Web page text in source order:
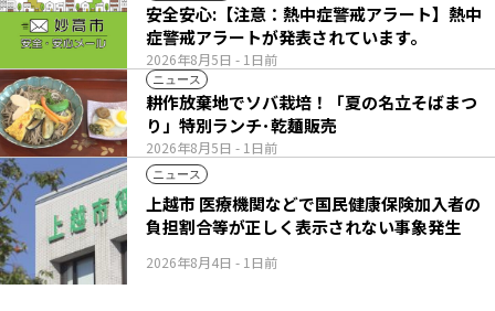
2026年8月5日 - 1日前
安全安心:【注意：熱中症警戒アラート】熱中
症警戒アラートが発表されています。
ニュース
2026年8月5日 - 1日前
耕作放棄地でソバ栽培！「夏の名立そばまつ
り」特別ランチ･乾麺販売
ニュース
2026年8月4日 - 1日前
上越市 医療機関などで国民健康保険加入者の
負担割合等が正しく表示されない事象発生